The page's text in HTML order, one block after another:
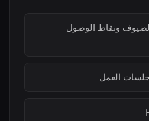
ونقاط الوصول
العمل